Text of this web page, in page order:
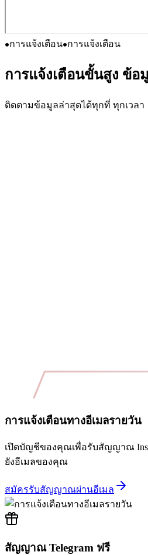
การแจ้งเตือน การแจ้งเตือน
การแจ้งเตือนขั้นสูง ข้อ
ติดตามข้อมูลล่าสุดได้ทุกที่ ทุกเวลา
การแจ้งเตือนทางอีเมลรายวัน
เปิดบัญชีของคุณเพื่อรับสัญญาณ
ยังอีเมลของคุณ
สมัครรับสัญญาณผ่านอีเมล
สัญญาณ Telegram ฟรี